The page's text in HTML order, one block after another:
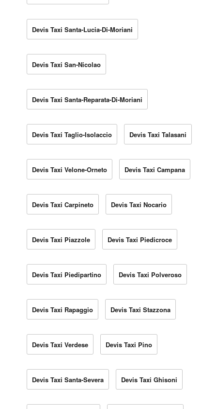
Devis Taxi Santa-Lucia-Di-Moriani
Devis Taxi San-Nicolao
Devis Taxi Santa-Reparata-Di-Moriani
Devis Taxi Taglio-Isolaccio Devis Taxi Talasani
Devis Taxi Velone-Orneto Devis Taxi Campana
Devis Taxi Carpineto Devis Taxi Nocario
Devis Taxi Piazzole Devis Taxi Piedicroce
Devis Taxi Piedipartino Devis Taxi Polveroso
Devis Taxi Rapaggio Devis Taxi Stazzona
Devis Taxi Verdese Devis Taxi Pino
Devis Taxi Santa-Severa Devis Taxi Ghisoni